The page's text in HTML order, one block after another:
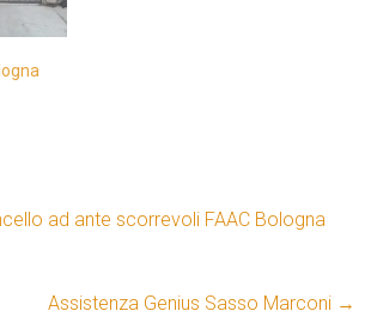
ad ante scorrevoli FAAC Bologna
Assistenza Genius Sasso Marconi →